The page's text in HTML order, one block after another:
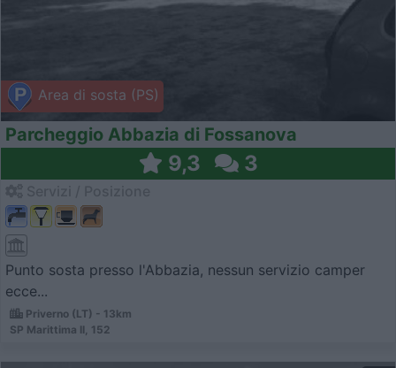
Area di sosta (PS)
Parcheggio Abbazia di Fossanova
9,3 3
Punto sosta presso l'Abbazia, nessun servizio camper
ecce...
Priverno (LT) - 13km
SP Marittima II, 152